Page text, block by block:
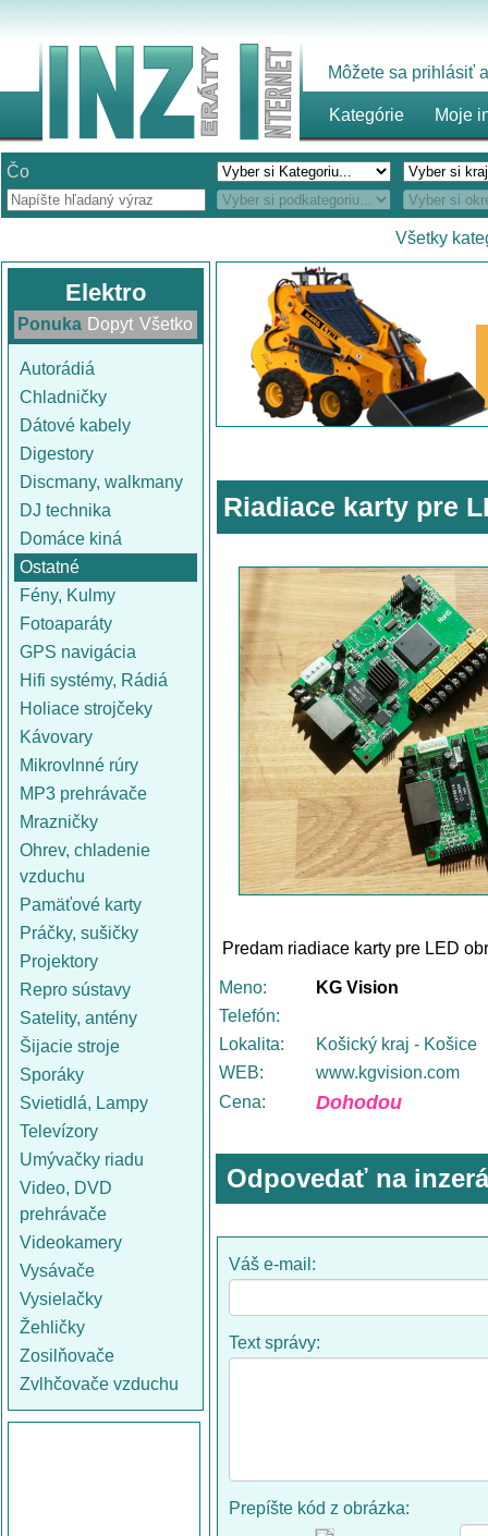
Môžete sa prihlásiť
Kategórie Moje
Čo
Všetky
Elektro
Ponuka Dopyt Všetko
Autorádiá
Chladničky
Dátové kabely
Digestory
Discmany, walkmany
DJ technika
Domáce kiná
Ostatné
Fény, Kulmy
Fotoaparáty
GPS navigácia
Hifi systémy, Rádiá
Holiace strojčeky
Kávovary
Mikrovlnné rúry
MP3 prehrávače
Mrazničky
Ohrev, chladenie
vzduchu
Pamäťové karty
Práčky, sušičky
Projektory
Repro sústavy
Satelity, antény
Šijacie stroje
Sporáky
Svietidlá, Lampy
Televízory
Umývačky riadu
Video, DVD
prehrávače
Videokamery
Vysávače
Vysielačky
Žehličky
Zosilňovače
Zvlhčovače vzduchu
Riadiace karty pre
Predam riadiace karty pre LED
Meno:
KG Vision
Telefón:
Lokalita:
Košický kraj - Košice
WEB:
www.kgvision.com
Cena:
Dohodou
Odpovedať na
Váš e-mail:
Text správy:
Prepíšte kód z obrázka: